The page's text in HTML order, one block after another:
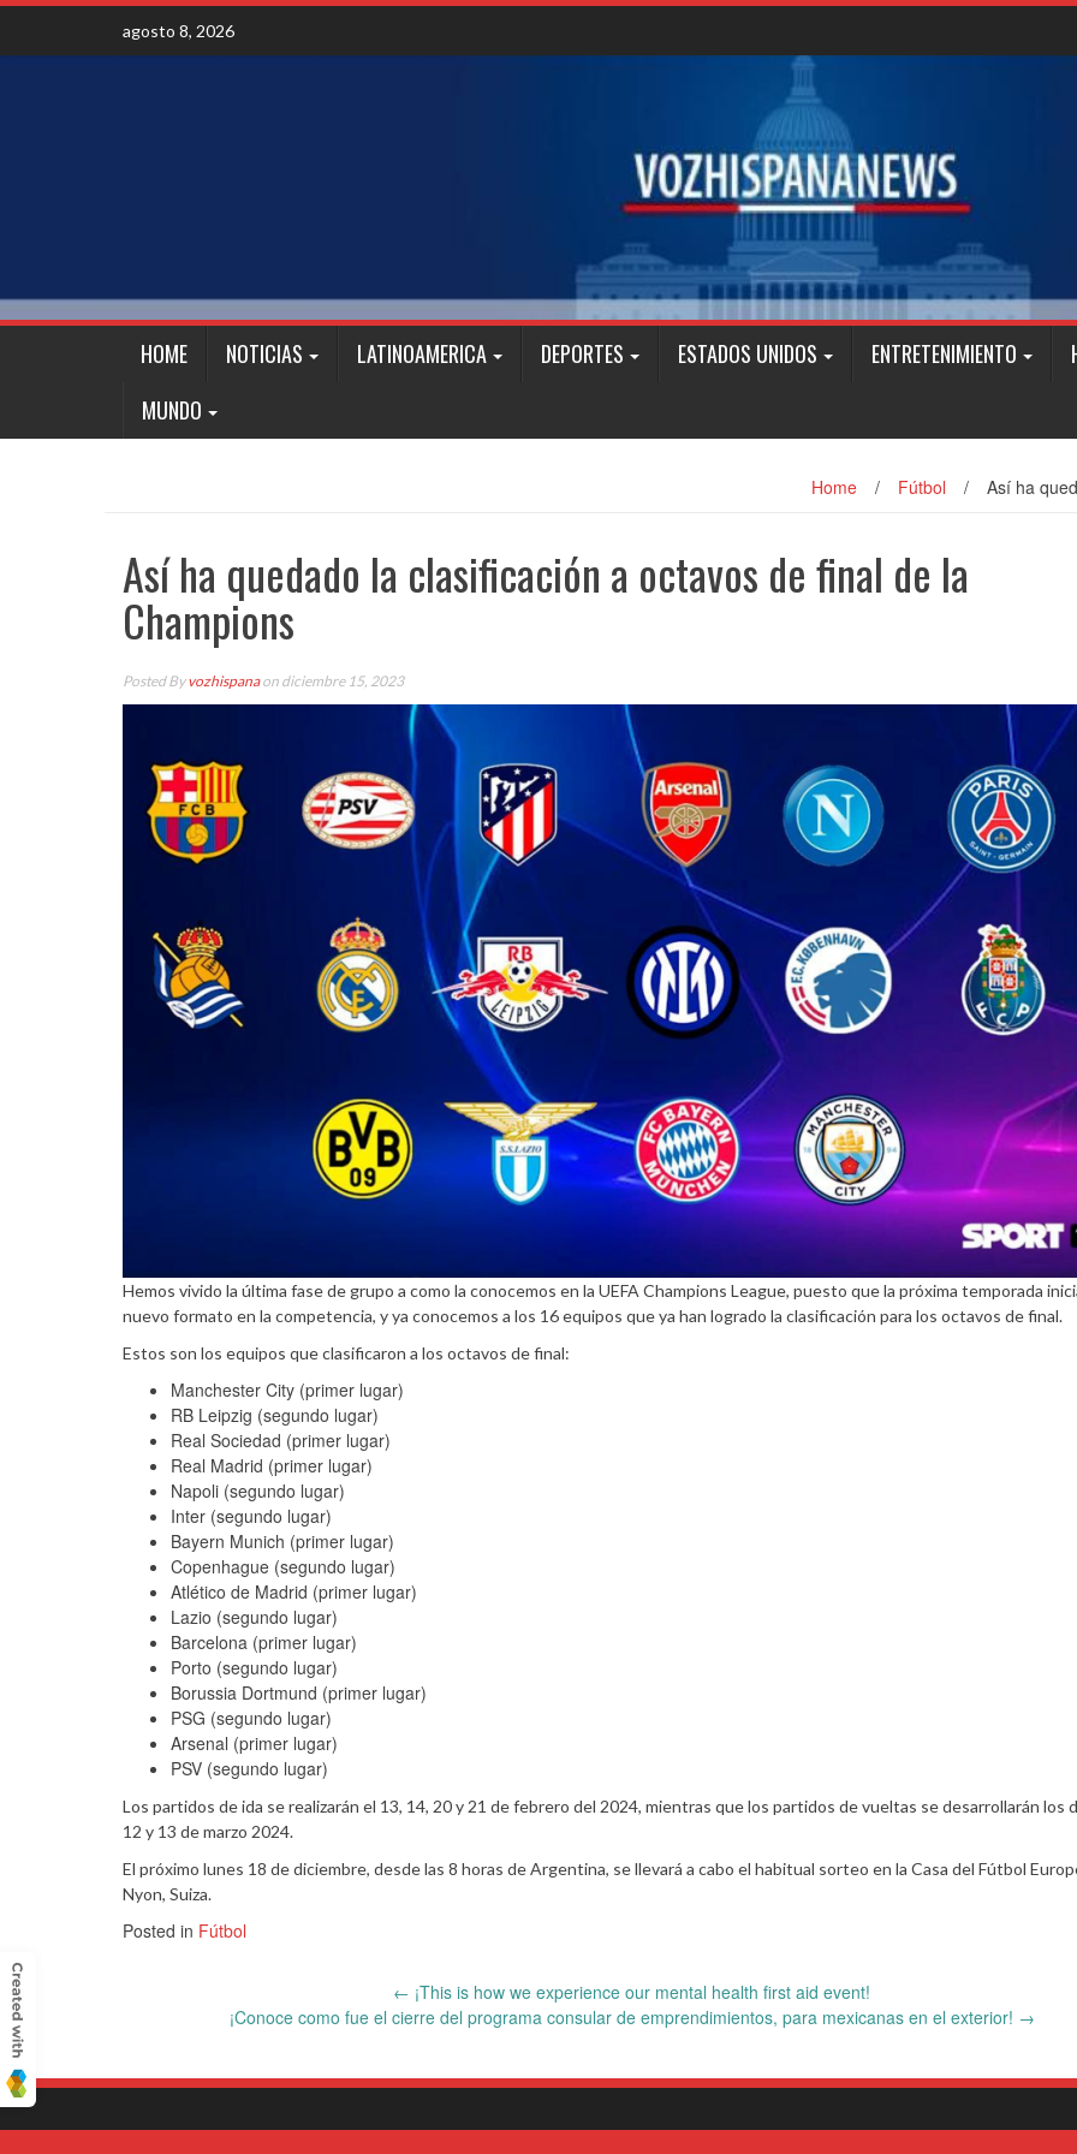
Skip
content
agosto 8, 2026
HOME NOTICIAS LATINOAMERICA DEPORTES ESTADOS UNIDOS ENTRETENIMIENTO
MUNDO
Home / Fútbol / Así ha
Así ha quedado la clasificación a octavos de final de la
Champions
Posted Byvozhispanaon diciembre 15, 2023
Hemos vivido la última fase de grupo a como la conocemos en la UEFA Champions League, puesto que la próxima temporada
nuevo formato en la competencia, y ya conocemos a los 16 equipos que ya han logrado la clasificación para los octavos de final.
Estos son los equipos que clasificaron a los octavos de final:
Manchester City (primer lugar)
RB Leipzig (segundo lugar)
Real Sociedad (primer lugar)
Real Madrid (primer lugar)
Napoli (segundo lugar)
Inter (segundo lugar)
Bayern Munich (primer lugar)
Copenhague (segundo lugar)
Atlético de Madrid (primer lugar)
Lazio (segundo lugar)
Barcelona (primer lugar)
Porto (segundo lugar)
Borussia Dortmund (primer lugar)
PSG (segundo lugar)
Arsenal (primer lugar)
PSV (segundo lugar)
Los partidos de ida se realizarán el 13, 14, 20 y 21 de febrero del 2024, mientras que los partidos de vueltas se desarrollarán los
12 y 13 de marzo 2024.
El próximo lunes 18 de diciembre, desde las 8 horas de Argentina, se llevará a cabo el habitual sorteo en la Casa del Fútbol
Nyon, Suiza.
Posted in Fútbol
navigation
← ¡This is how we experience our mental health first aid event!
¡Conoce como fue el cierre del programa consular de emprendimientos, para mexicanas en el exterior! →